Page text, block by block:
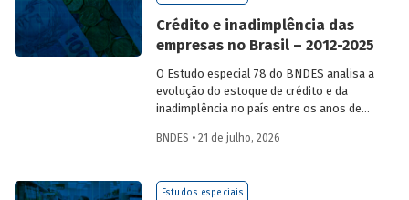
Crédito e inadimplência das
empresas no Brasil – 2012-2025
O Estudo especial 78 do BNDES analisa a
evolução do estoque de crédito e da
inadimplência no país entre os anos de
analíticos complementares: o porte da
econômica.
BNDES • 21 de julho, 2026
Estudos especiais